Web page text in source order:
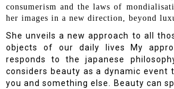
consumerism and the laws of
her images in a new direction, beyond
She unveils a new approach to all
objects of our daily lives My
responds tothe japanese
considers beauty as a dynamic event
you and something else. Beauty can